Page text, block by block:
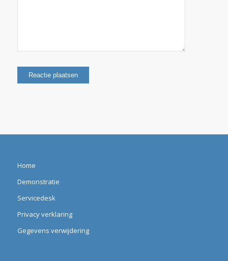
Home
Demonstratie
Servicedesk
Privacy verklaring
Gegevens verwijdering